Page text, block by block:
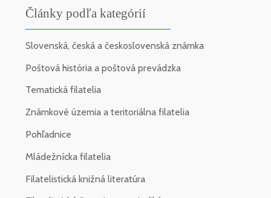
Články podľa kategórií
Slovenská, česká a československá známka
Poštová história a poštová prevádzka
Tematická filatelia
Známkové územia a teritoriálna filatelia
Pohľadnice
Mládežnícka filatelia
Filatelistická knižná literatúra